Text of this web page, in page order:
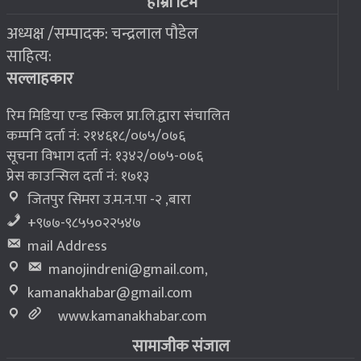
२०७६ बैशाख १३, शुक्रबार
८ भूकम्प पीडितलाई घर निर्माण गर्न लालपुर्जा
अध्यक्ष /सम्पादक: चन्द्रलाल पौडेल
साहित्य:
सल्लाहकार
रिम मिडिया एन्ड स्किल प्रा.लि.द्वारा संचालित
कम्पनि दर्ता नं: २१४६१८/०७५/०७६
सूचना विभाग दर्ता नं: १३४२/०७५-०७६
प्रेस काउन्सिल दर्ता नं: १७१३
जितपुर सिमरा उ.म.न.पा -२ ,बारा
+९७७-९८५५०२२५४७
mail Address
manojindreni@gmail.com,
kamanakhabar@gmail.com
www.kamanakhabar.com
सामाजीक संजाल